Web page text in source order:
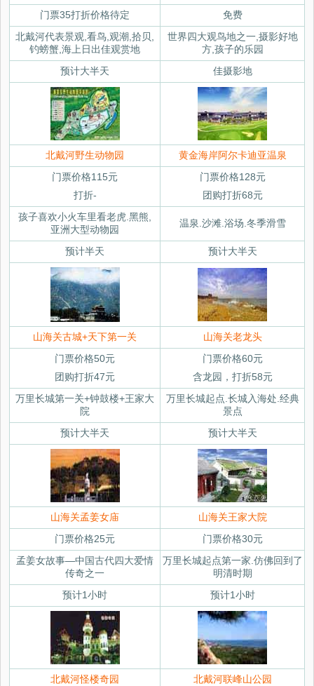
门票35打折价格待定
免费
北戴河代表景观,看鸟,观潮,拾贝,
钓螃蟹,海上日出佳观赏地
世界四大观鸟地之一,摄影好地
方,孩子的乐园
预计大半天
佳摄影地
北戴河野生动物园
黄金海岸阿尔卡迪亚温泉
门票价格115元
打折-
门票价格128元
团购打折68元
孩子喜欢小火车里看老虎.黑熊,
亚洲大型动物园
温泉.沙滩.浴场.冬季滑雪
预计半天 预计大半天
山海关古城+天下第一关
山海关老龙头
门票价格50元
团购打折47元
门票价格60元
含龙园，打折58元
万里长城第一关+钟鼓楼+王家大
院
万里长城起点.长城入海处.经典
景点
预计大半天
预计大半天
山海关孟姜女庙
山海关王家大院
门票价格25元
门票价格30元
孟姜女故事—中国古代四大爱情
传奇之一
万里长城起点第一家.仿佛回到了
明清时期
预计1小时
预计1小时
北戴河怪楼奇园
北戴河联峰山公园